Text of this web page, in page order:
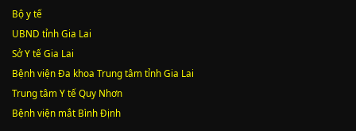
Bộ y tế
UBND tỉnh Gia Lai
Sở Y tế Gia Lai
Bệnh viện Đa khoa Trung tâm tỉnh Gia Lai
Trung tâm Y tế Quy Nhơn
Bệnh viện mắt Bình Định